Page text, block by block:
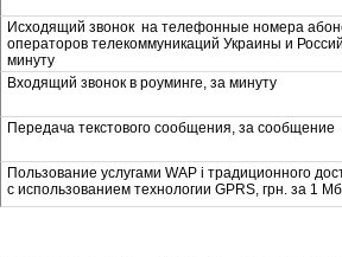
Исходящий звонок на телефонные номера
операторов телекоммуникаций Украины и
минуту
Входящий звонок в роуминге, за минуту
Передача текстового сообщения, за сообщение
Пользование услугами WAP і традиционного
с использованием технологии GPRS, грн. за 1 Мб